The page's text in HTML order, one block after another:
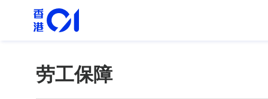
劳工保障